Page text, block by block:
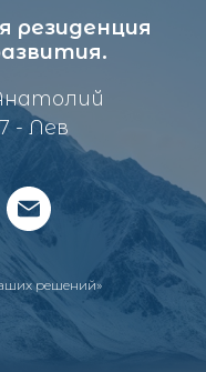
резиденция
- Лев
решений»